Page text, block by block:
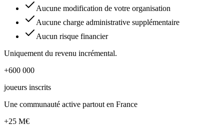
Aucune modification de votre organisation
Aucune charge administrative supplémentaire
Aucun risque financier
Uniquement du revenu incrémental.
+600 000
joueurs inscrits
Une communauté active partout en France
+25 M€